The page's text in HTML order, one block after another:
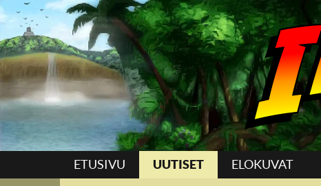
Suoraan sisältöön
ETUSIVU UUTISET ELOKUVAT